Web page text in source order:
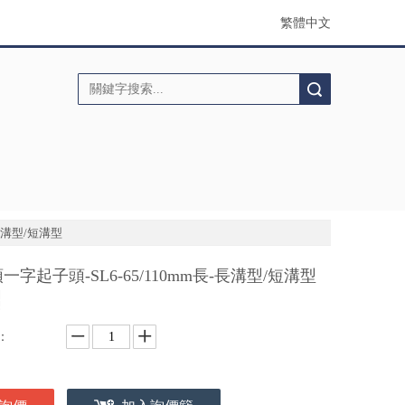
繁體中文
型/短溝型
字起子頭-SL6-65/110mm長-長溝型/短溝型